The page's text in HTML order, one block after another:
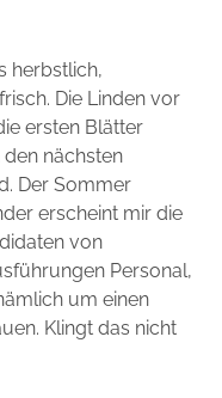
herbstlich,
Die Linden vor
ersten Blätter
nächsten
Der Sommer
erscheint mir die
von
Personal,
um einen
Klingt das nicht